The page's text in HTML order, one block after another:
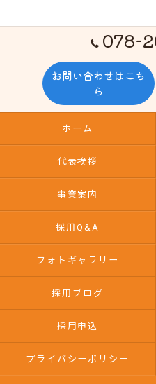
078-
お問い合わせはこち
ら
ホーム
代表挨拶
事業案内
採用Q&A
フォトギャラリー
採用ブログ
採用申込
プライバシーポリシー